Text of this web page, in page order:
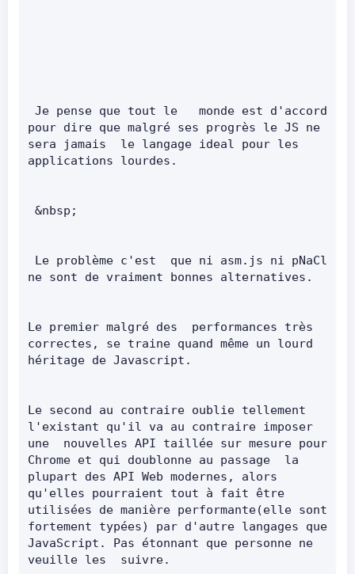
pour dire que malgré ses progrès le JS ne
sera jamais  le langage ideal pour les
applications lourdes.
&nbsp;
Le premier malgré des  performances très
correctes, se traine quand même un lourd
héritage de Javascript.
Le second au contraire oublie tellement
l'existant qu'il va au contraire imposer
une  nouvelles API taillée sur mesure pour
Chrome et qui doublonne au passage  la
plupart des API Web modernes, alors
qu'elles pourraient tout à fait être
utilisées de manière performante(elle sont
fortement typées) par d'autre langages que
JavaScript. Pas étonnant que personne ne
veuille les  suivre.